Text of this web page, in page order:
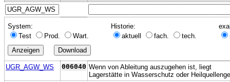
System:
Test
Prod. Wart.
Historie:
aktuell
fach. tech.
UGR_AGW_WS 006040 Wenn von Ableitung auszugehen ist, liegt
Lagerstätte in Wasserschutz oder